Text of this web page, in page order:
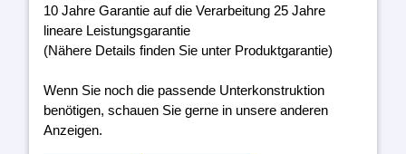
10 Jahre Garantie auf die Verarbeitung 25 Jahre
lineare Leistungsgarantie
(Nähere Details finden Sie unter Produktgarantie)
Wenn Sie noch die passende Unterkonstruktion
benötigen, schauen Sie gerne in unsere anderen
Anzeigen.